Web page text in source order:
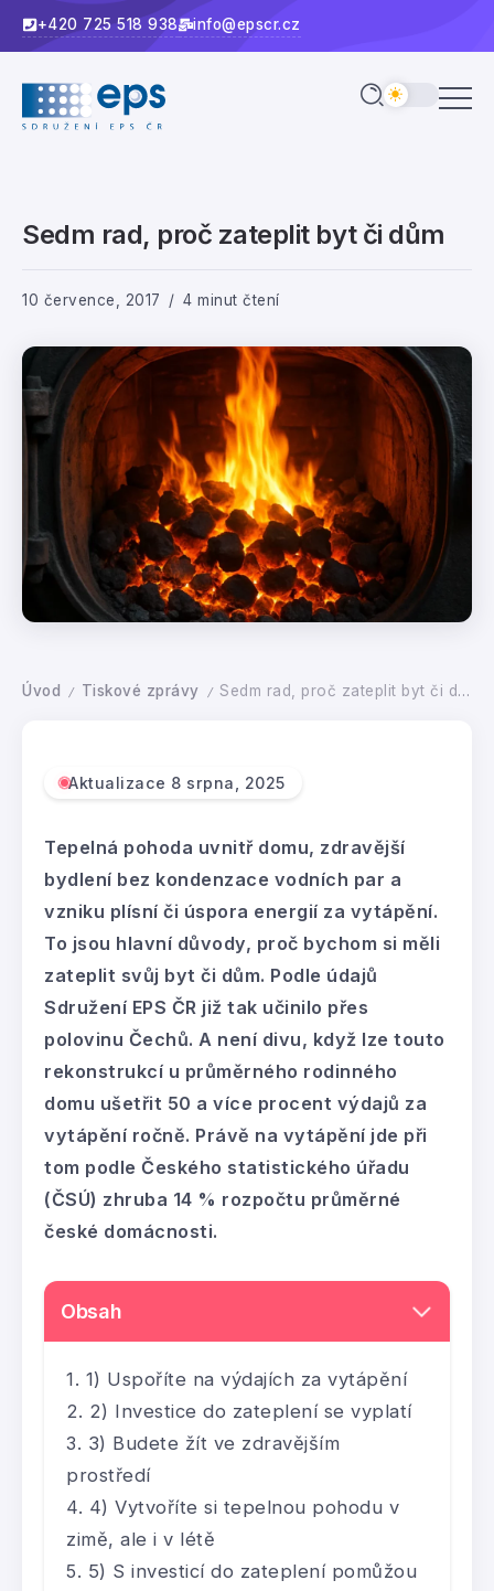
+420 725 518 938 info@epscr.cz
Sedm rad, proč zateplit byt či dům
10 července, 2017 4 minut čtení
Úvod / Tiskové zprávy / Sedm rad, proč zateplit byt či dům
Aktualizace 8 srpna, 2025
Tepelná pohoda uvnitř domu, zdravější
bydlení bez kondenzace vodních par a
vzniku plísní či úspora energií za vytápění.
To jsou hlavní důvody, proč bychom si měli
zateplit svůj byt či dům. Podle údajů
Sdružení EPS ČR již tak učinilo přes
polovinu Čechů. A není divu, když lze touto
rekonstrukcí u průměrného rodinného
domu ušetřit 50 a více procent výdajů za
vytápění ročně. Právě na vytápění jde při
tom podle Českého statistického úřadu
(ČSÚ) zhruba 14 % rozpočtu průměrné
české domácnosti.
Obsah
1) Uspoříte na výdajích za vytápění
2) Investice do zateplení se vyplatí
3) Budete žít ve zdravějším
prostředí
4) Vytvoříte si tepelnou pohodu v
zimě, ale i v létě
5) S investicí do zateplení pomůžou